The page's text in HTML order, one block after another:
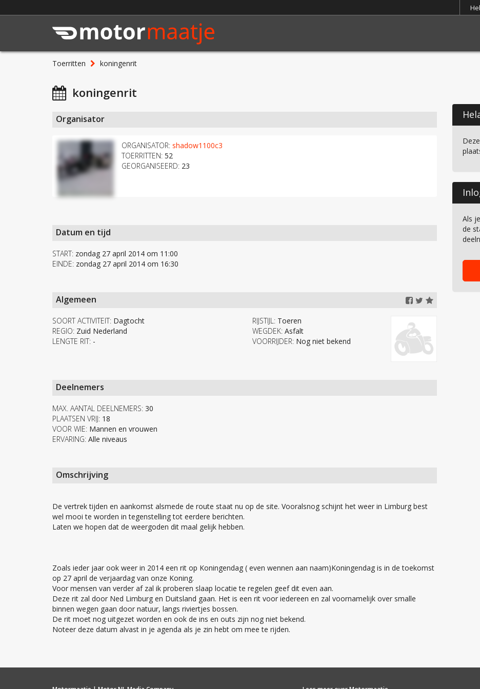
Toerritten koningenrit
koningenrit
Als
de
Organisator
ORGANISATOR: shadow1100c3
TOERRITTEN: 52
GEORGANISEERD: 23
Datum en tijd
START: zondag 27 april 2014 om 11:00
EINDE: zondag 27 april 2014 om 16:30
Algemeen
SOORT ACTIVITEIT: Dagtocht
REGIO: Zuid Nederland
LENGTE RIT: -
RIJSTIJL: Toeren
WEGDEK: Asfalt
VOORRIJDER: Nog niet bekend
Deelnemers
MAX. AANTAL DEELNEMERS: 30
PLAATSEN VRIJ: 18
VOOR WIE: Mannen en vrouwen
ERVARING: Alle niveaus
Omschrijving
De vertrek tijden en aankomst alsmede de route staat nu op de site. Vooralsnog schijnt het weer in Limburg best
wel mooi te worden in tegenstelling tot eerdere berichten.
Laten we hopen dat de weergoden dit maal gelijk hebben.
Zoals ieder jaar ook weer in 2014 een rit op Koningendag ( even wennen aan naam)Koningendag is in de toekomst
op 27 april de verjaardag van onze Koning.
Voor mensen van verder af zal ik proberen slaap locatie te regelen geef dit even aan.
Deze rit zal door Ned Limburg en Duitsland gaan. Het is een rit voor iedereen en zal voornamelijk over smalle
binnen wegen gaan door natuur, langs riviertjes bossen.
De rit moet nog uitgezet worden en ook de ins en outs zijn nog niet bekend.
Noteer deze datum alvast in je agenda als je zin hebt om mee te rijden.